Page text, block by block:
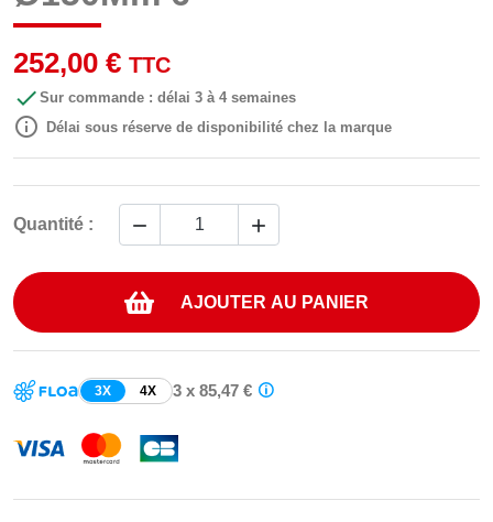
252,00 € TTC
 Sur commande : délai 3 à 4 semaines
 Délai sous réserve de disponibilité chez la marque
Quantité :  
AJOUTER AU PANIER
3X 4X 3 x 85,47 €